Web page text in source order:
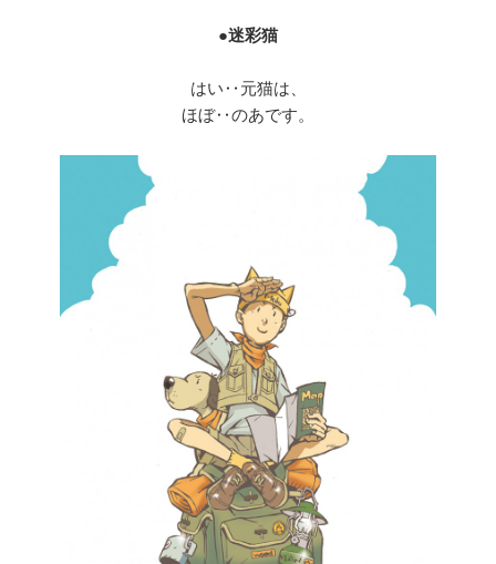
●迷彩猫
はい‥元猫は、
ほぼ‥のあです。